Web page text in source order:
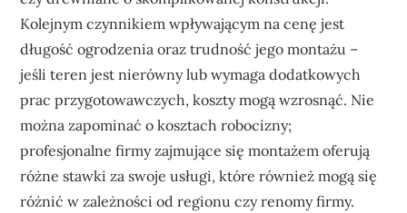
Kolejnym czynnikiem wpływającym na cenę jest
długość ogrodzenia oraz trudność jego montażu –
jeśli teren jest nierówny lub wymaga dodatkowych
prac przygotowawczych, koszty mogą wzrosnąć. Nie
można zapominać o kosztach robocizny;
profesjonalne firmy zajmujące się montażem oferują
różne stawki za swoje usługi, które również mogą się
różnić w zależności od regionu czy renomy firmy.